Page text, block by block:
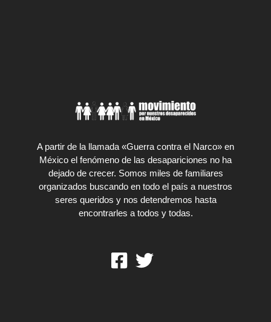
A partir de la llamada «Guerra contra el Narco» en
México el fenómeno de las desapariciones no ha
dejado de crecer. Somos miles de familiares
organizados buscando en todo el país a nuestros
seres queridos y nos detendremos hasta
encontrarles a todos y todas.